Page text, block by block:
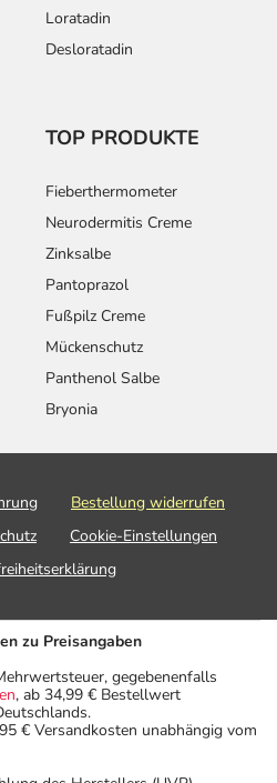
Loratadin
Desloratadin
TOP PRODUKTE
Fieberthermometer
Neurodermitis Creme
Zinksalbe
Pantoprazol
Fußpilz Creme
Mückenschutz
Panthenol Salbe
Bryonia
Bestellung widerrufen
Cookie-Einstellungen
zu Preisangaben
gegebenenfalls
, ab 34,99 € Bestellwert
€ Versandkosten unabhängig vom